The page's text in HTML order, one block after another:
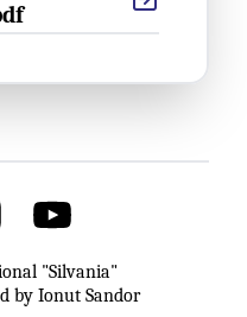
"Silvania"
by Ionut Sandor